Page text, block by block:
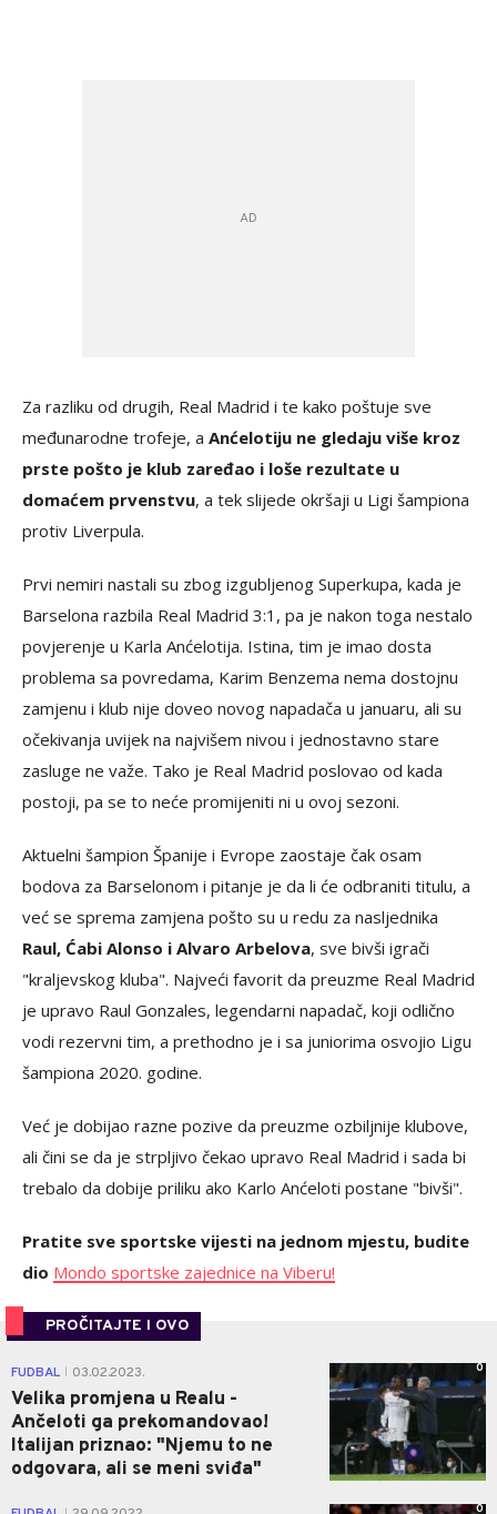
Za razliku od drugih, Real Madrid i te kako poštuje sve
međunarodne trofeje, a Anćelotiju ne gledaju više kroz
prste pošto je klub zaređao i loše rezultate u
domaćem prvenstvu, a tek slijede okršaji u Ligi šampiona
protiv Liverpula.
Prvi nemiri nastali su zbog izgubljenog Superkupa, kada je
Barselona razbila Real Madrid 3:1, pa je nakon toga nestalo
povjerenje u Karla Anćelotija. Istina, tim je imao dosta
problema sa povredama, Karim Benzema nema dostojnu
zamjenu i klub nije doveo novog napadača u januaru, ali su
očekivanja uvijek na najvišem nivou i jednostavno stare
zasluge ne važe. Tako je Real Madrid poslovao od kada
postoji, pa se to neće promijeniti ni u ovoj sezoni.
Aktuelni šampion Španije i Evrope zaostaje čak osam
bodova za Barselonom i pitanje je da li će odbraniti titulu, a
već se sprema zamjena pošto su u redu za nasljednika
Raul, Ćabi Alonso i Alvaro Arbelova, sve bivši igrači
"kraljevskog kluba". Najveći favorit da preuzme Real Madrid
je upravo Raul Gonzales, legendarni napadač, koji odlično
vodi rezervni tim, a prethodno je i sa juniorima osvojio Ligu
šampiona 2020. godine.
Već je dobijao razne pozive da preuzme ozbiljnije klubove,
ali čini se da je strpljivo čekao upravo Real Madrid i sada bi
trebalo da dobije priliku ako Karlo Anćeloti postane "bivši".
Pratite sve sportske vijesti na jednom mjestu, budite
dio Mondo sportske zajednice na Viberu!
PROČITAJTE I OVO
FUDBAL 03.02.2023.
Velika promjena u Realu -
Ančeloti ga prekomandovao!
Italijan priznao: "Njemu to ne
odgovara, ali se meni sviđa"
0
0